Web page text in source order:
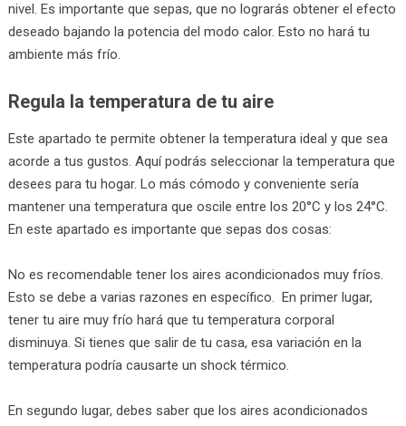
nivel. Es importante que sepas, que no lograrás obtener el efecto
deseado bajando la potencia del modo calor. Esto no hará tu
ambiente más frío.
Regula la temperatura de tu aire
Este apartado te permite obtener la temperatura ideal y que sea
acorde a tus gustos. Aquí podrás seleccionar la temperatura que
desees para tu hogar. Lo más cómodo y conveniente sería
mantener una temperatura que oscile entre los 20°C y los 24°C.
En este apartado es importante que sepas dos cosas:
No es recomendable tener los aires acondicionados muy fríos.
Esto se debe a varias razones en específico. En primer lugar,
tener tu aire muy frío hará que tu temperatura corporal
disminuya. Si tienes que salir de tu casa, esa variación en la
temperatura podría causarte un shock térmico.
En segundo lugar, debes saber que los aires acondicionados